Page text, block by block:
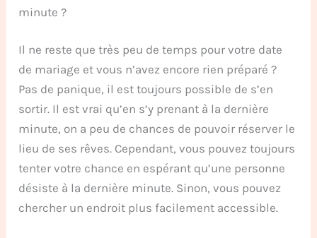
minute ?
Il ne reste que très peu de temps pour votre date
de mariage et vous n’avez encore rien préparé ?
Pas de panique, il est toujours possible de s’en
sortir. Il est vrai qu’en s’y prenant à la dernière
minute, on a peu de chances de pouvoir réserver le
lieu de ses rêves. Cependant, vous pouvez toujours
tenter votre chance en espérant qu’une personne
désiste à la dernière minute. Sinon, vous pouvez
chercher un endroit plus facilement accessible.